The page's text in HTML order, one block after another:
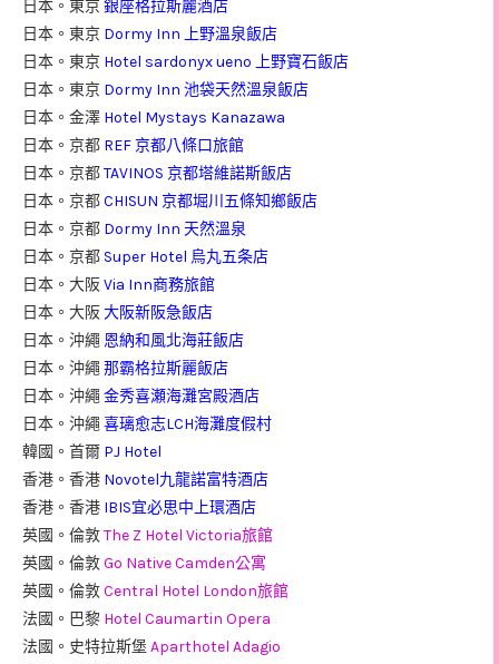
日本。東京銀座格拉斯麗酒店
日本。東京 Dormy Inn 上野溫泉飯店
日本。東京 Hotel sardonyx ueno 上野寶石飯店
日本。東京 Dormy Inn 池袋天然溫泉飯店
日本。金澤 Hotel Mystays Kanazawa
日本。京都 REF 京都八條口旅館
日本。京都TAVINOS 京都塔維諾斯飯店
日本。京都CHISUN 京都堀川五條知鄉飯店
日本。京都 Dormy Inn 天然溫泉
日本。京都 Super Hotel 烏丸五条店
日本。大阪Via Inn商務旅館
日本。大阪大阪新阪急飯店
日本。沖繩 恩納和風北海莊飯店
日本。沖繩那霸格拉斯麗飯店
日本。沖繩金秀喜瀬海灘宮殿酒店
日本。沖繩喜璃愈志LCH海灘度假村
韓國。首爾 PJ Hotel
香港。香港 Novotel九龍諾富特酒店
香港。香港 IBIS宜必思中上環酒店
英國。倫敦The Z Hotel Victoria旅館
英國。倫敦Go Native Camden公寓
英國。倫敦Central Hotel London旅館
法國。巴黎 Hotel Caumartin Opera
法國。史特拉斯堡 Aparthotel Adagio